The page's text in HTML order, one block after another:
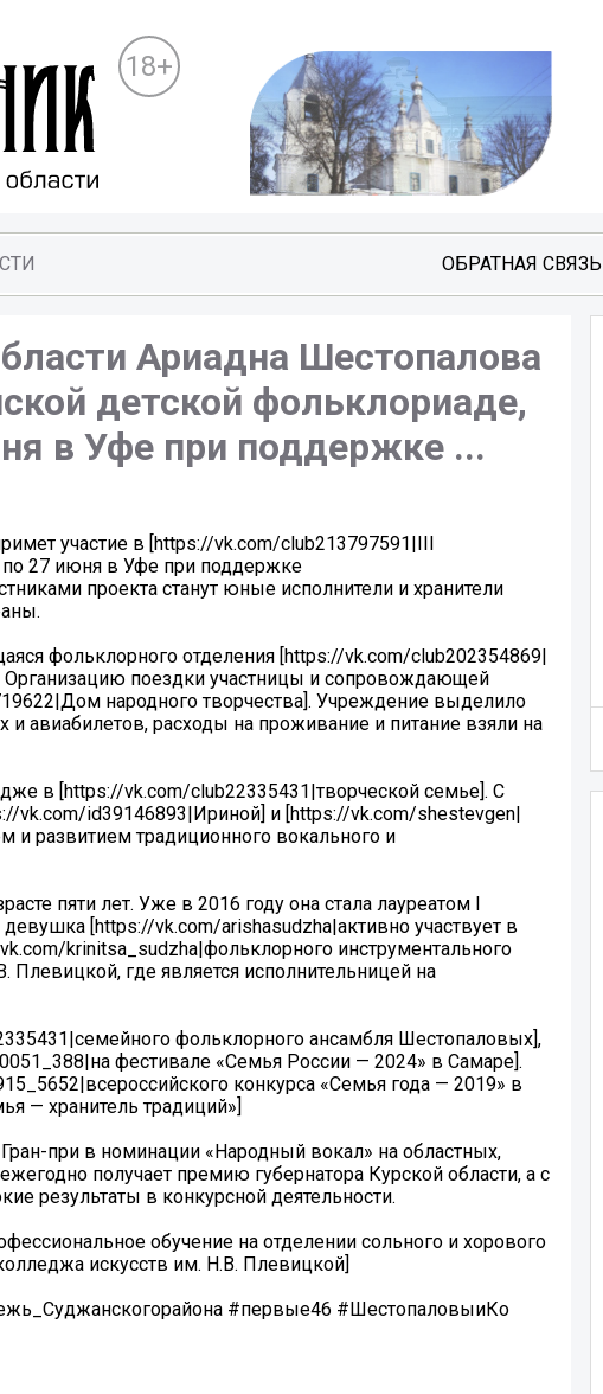
18+
ОБРАТНАЯ СВЯЗЬ
Ариадна Шестопалова
детской фольклориаде,
в Уфе при поддержке ...
участие в [https://vk.com/club213797591|III
по 27 июня в Уфе при поддержке
проекта станут юные исполнители и хранители
фольклорного отделения [https://vk.com/club202354869|
поездки участницы и сопровождающей
народного творчества]. Учреждение выделило
авиабилетов, расходы на проживание и питание взяли на
в [https://vk.com/club22335431|творческой семье]. С
vk.com/id39146893|Ириной] и [https://vk.com/shestevgen|
развитием традиционного вокального и
пяти лет. Уже в 2016 году она стала лауреатом I
[https://vk.com/arishasudzha|активно участвует в
krinitsa_sudzha|фольклорного инструментального
где является исполнительницей на
фольклорного ансамбля Шестопаловых],
фестивале «Семья России — 2024» в Самаре].
конкурса «Семья года — 2019» в
— хранитель традиций»]
при в номинации «Народный вокал» на областных,
получает премию губернатора Курской области, а с
результаты в конкурсной деятельности.
обучение на отделении сольного и хорового
искусств им. Н.В. Плевицкой]
#первые46 #ШестопаловыиКо